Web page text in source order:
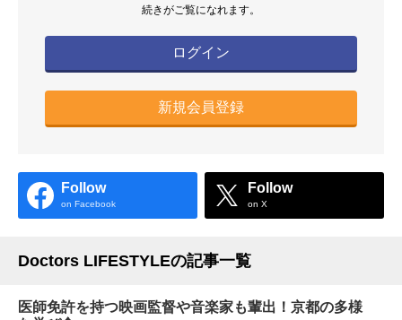
続きがご覧になれます。
ログイン
新規会員登録
Follow
on Facebook
Follow
on X
Doctors LIFESTYLEの記事一覧
医師免許を持つ映画監督や音楽家も輩出！京都の多様